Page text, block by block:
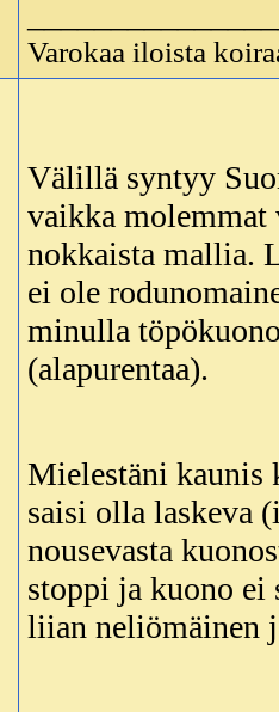
Varokaa iloista
Välillä syntyy
vaikka
nokkaista mallia.
ei ole
minulla
(alapurentaa).
Mielestäni kaunis
saisi olla laskeva
nousevasta
stoppi ja kuono ei
liian neliömäinen